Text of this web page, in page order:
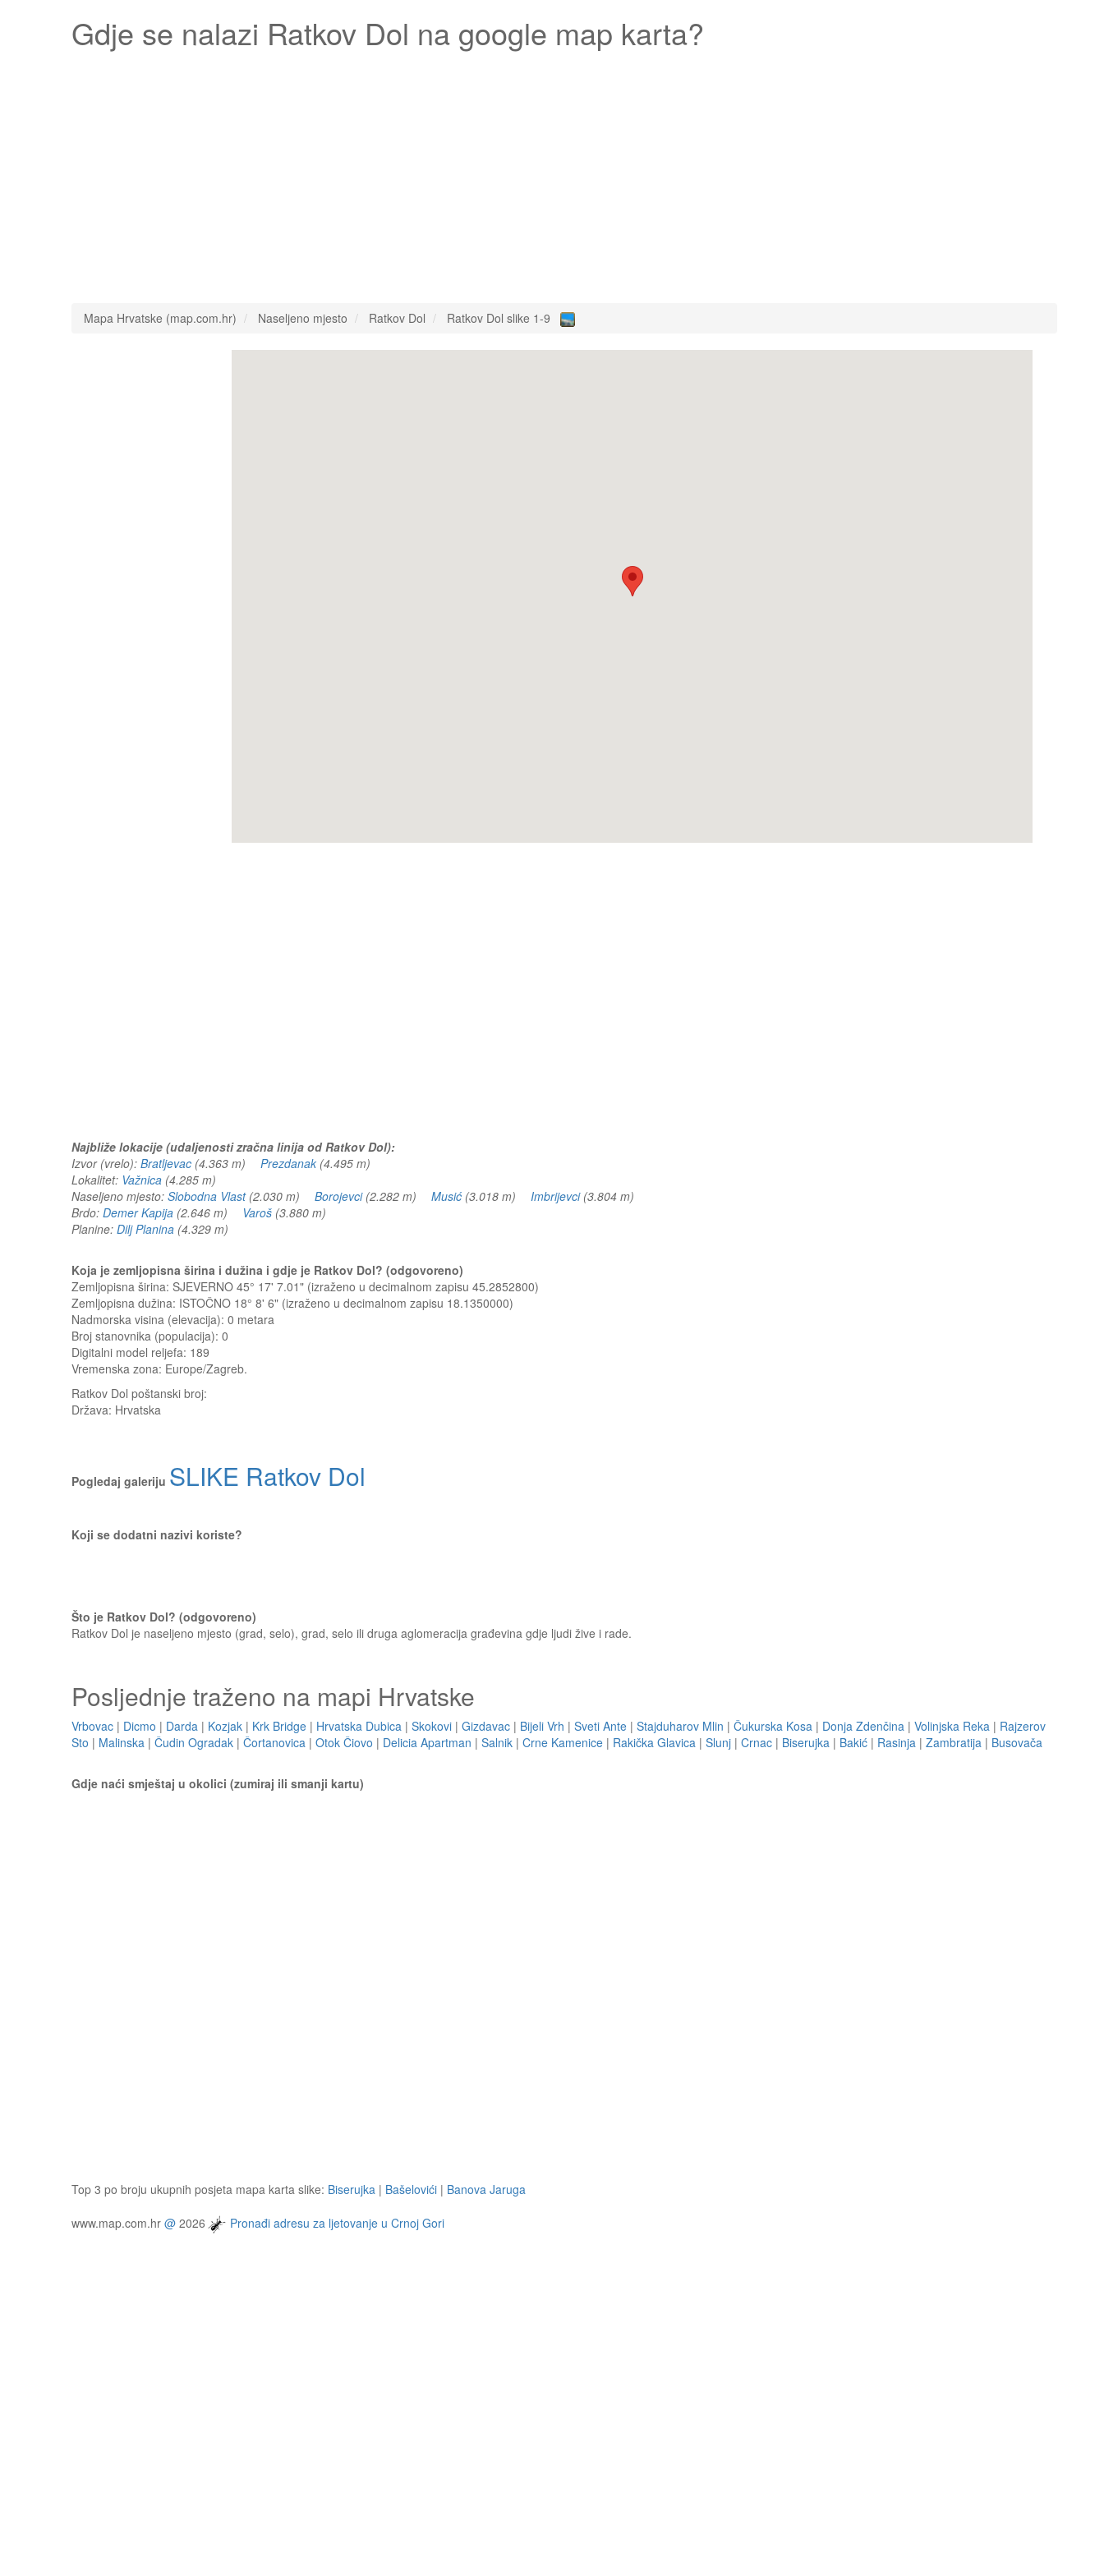
Gdje se nalazi Ratkov Dol na google map karta?
Mapa Hrvatske (map.com.hr) Naseljeno mjesto Ratkov Dol Ratkov Dol slike 1-9
Najbliže lokacije (udaljenosti zračna linija od Ratkov Dol):
Izvor (vrelo): Bratljevac (4.363 m) Prezdanak (4.495 m)
Lokalitet: Važnica (4.285 m)
Naseljeno mjesto: Slobodna Vlast(2.030 m) Borojevci(2.282 m) Musić (3.018 m) Imbrijevci(3.804 m)
Brdo: Demer Kapija (2.646 m) Varoš (3.880 m)
Planine: Dilj Planina (4.329 m)
Koja je zemljopisna širina i dužina i gdje je Ratkov Dol? (odgovoreno)
Zemljopisna širina: SJEVERNO 45° 17' 7.01" (izraženo u decimalnom zapisu 45.2852800)
Zemljopisna dužina: ISTOČNO 18° 8' 6" (izraženo u decimalnom zapisu 18.1350000)
Nadmorska visina (elevacija): 0 metara
Broj stanovnika (populacija): 0
Digitalni model reljefa: 189
Vremenska zona: Europe/Zagreb.
Ratkov Dol poštanski broj:
Država: Hrvatska
Pogledaj galeriju SLIKE Ratkov Dol
Koji se dodatni nazivi koriste?
Što je Ratkov Dol? (odgovoreno)
Ratkov Dol je naseljeno mjesto (grad, selo), grad, selo ili druga aglomeracija građevina gdje ljudi žive i rade.
Posljednje traženo na mapi Hrvatske
Vrbovac | Dicmo | Darda | Kozjak | Krk Bridge | Hrvatska Dubica | Skokovi | Gizdavac | Bijeli Vrh | Sveti Ante | Stajduharov Mlin | Čukurska Kosa | Donja Zdenčina | Volinjska Reka | Rajzerov
Sto | Malinska | Čudin Ogradak | Čortanovica | Otok Čiovo | Delicia Apartman | Salnik | Crne Kamenice | Rakička Glavica | Slunj | Crnac | Biserujka | Bakić | Rasinja | Zambratija | Busovača
Gdje naći smještaj u okolici (zumiraj ili smanji kartu)
Top 3 po broju ukupnih posjeta mapa karta slike: Biserujka | Bašelovići | Banova Jaruga
www.map.com.hr @ 2026 Pronađi adresu za ljetovanje u Crnoj Gori